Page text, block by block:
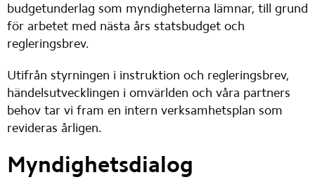
budgetunderlag som myndigheterna lämnar, till grund
för arbetet med nästa års statsbudget och
regleringsbrev.
Utifrån styrningen i instruktion och regleringsbrev,
händelsutvecklingen i omvärlden och våra partners
behov tar vi fram en intern verksamhetsplan som
revideras årligen.
Myndighetsdialog